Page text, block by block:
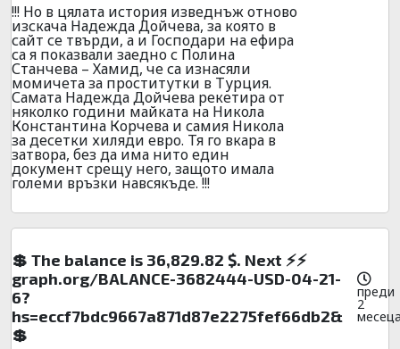
!!! Но в цялата история изведнъж отново
изскача Надежда Дойчева, за която в
сайт се твърди, а и Господари на ефира
са я показвали заедно с Полина
Станчева – Хамид, че са изнасяли
момичета за проститутки в Турция.
Самата Надежда Дойчева рекетира от
няколко години майката на Никола
Константина Корчева и самия Никола
за десетки хиляди евро. Тя го вкара в
затвора, без да има нито един
документ срещу него, защото имала
големи връзки навсякъде. !!!
💲 The balance is 36,829.82 $. Next ⚡⚡
graph.org/BALANCE-3682444-USD-04-21-
6?
hs=eccf7bdc9667a871d87e2275fef66db2&
💲
преди
2